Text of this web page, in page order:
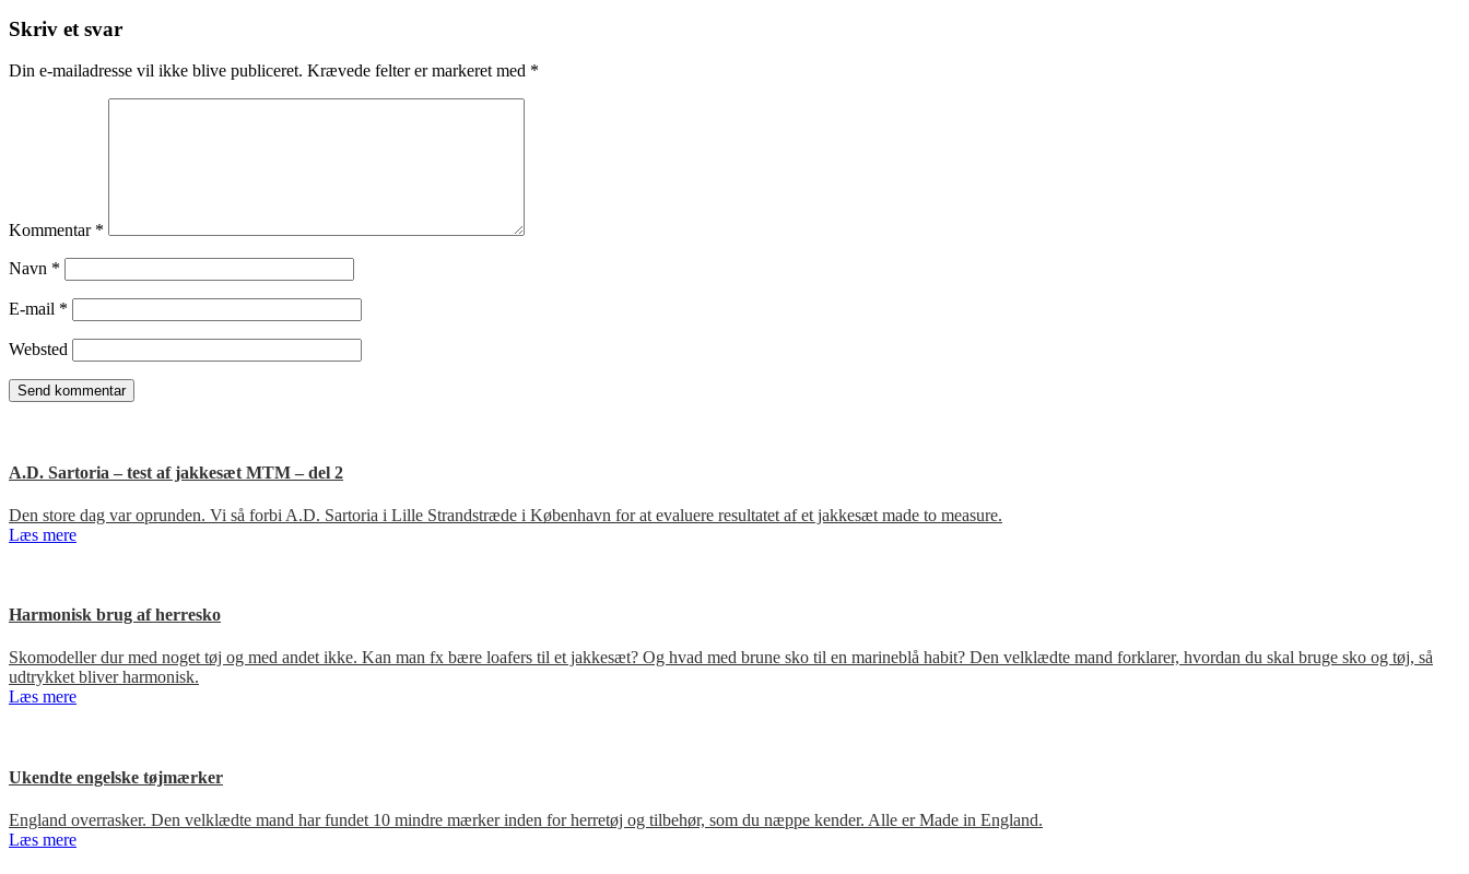
Læserinteraktioner
Skriv et svar
Din e-mailadresse vil ikke blive publiceret. Krævede felter er markeret med *
Kommentar *
Navn *
E-mail *
Websted
A.D. Sartoria – test af jakkesæt MTM – del 2
Den store dag var oprunden. Vi så forbi A.D. Sartoria i Lille Strandstræde i København for at evaluere resultatet af et jakkesæt made to measure.
Læs mere
Harmonisk brug af herresko
Skomodeller dur med noget tøj og med andet ikke. Kan man fx bære loafers til et jakkesæt? Og hvad med brune sko til en marineblå habit? Den velklædte mand forklarer, hvordan du skal bruge sko og tøj, så
udtrykket bliver harmonisk.
Læs mere
Ukendte engelske tøjmærker
England overrasker. Den velklædte mand har fundet 10 mindre mærker inden for herretøj og tilbehør, som du næppe kender. Alle er Made in England.
Læs mere